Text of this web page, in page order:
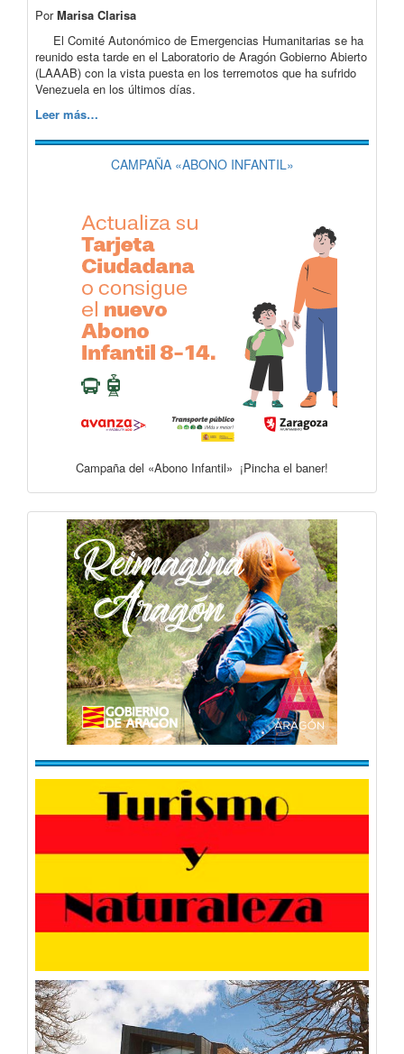
PorMarisa Clarisa
El Comité Autonómico de Emergencias Humanitarias se ha
reunido esta tarde en el Laboratorio de Aragón Gobierno Abierto
(LAAAB) con la vista puesta en los terremotos que ha sufrido
Venezuela en los últimos días.
Leer más…
CAMPAÑA «ABONO INFANTIL»
Campaña del «Abono Infantil» ¡Pincha el baner!